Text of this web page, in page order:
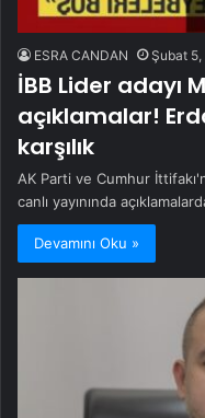
ESRA CANDAN Şubat
İBB Lider adayı
açıklamalar!
karşılık
AK Parti ve Cumhur
canlı yayınında
Devamını Oku »